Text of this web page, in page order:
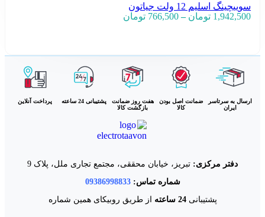
سوییچینگ اسلیم 12 ولت جیاتون
1,942,500 تومان –
766,500 تومان
ارسال به سرتاسر
ایران
ضمانت اصل بودن
کالا
هفت روز ضمانت
بازگشت کالا
پشتیبانی 24 ساعته پرداخت آنلاین
دفتر مرکزی: تبریز، خیابان محققی، مجتمع تجاری ملل، پلاک 9
شماره تماس:09386998833
پشتیبانی24 ساعته از طریق روبیکای همین شماره